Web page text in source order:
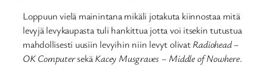
Loppuun vielä mainintana mikäli jotakuta kiinnostaa mitä
levyjä levykaupasta tuli hankittua jotta voi itsekin tutustua
mahdollisesti uusiin levyihin niin levyt olivatRadiohead –
OK ComputersekäKacey Musgraves – Middle of Nowhere.